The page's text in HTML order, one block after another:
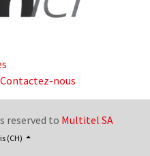
Contactez-nous
reserved to Multitel SA
(CH)